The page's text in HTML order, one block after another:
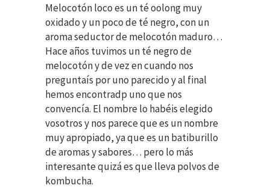
Melocotón loco es un té oolong muy
oxidado y un poco de té negro, con un
aroma seductor de melocotón maduro…
Hace años tuvimos un té negro de
melocotón y de vez en cuando nos
preguntaís por uno parecido y al final
hemos encontradp uno que nos
convencía. El nombre lo habéis elegido
vosotros y nos parece que es un nombre
muy apropiado, ya que es un batiburillo
de aromas y sabores… pero lo más
interesante quizá es que lleva polvos de
kombucha.